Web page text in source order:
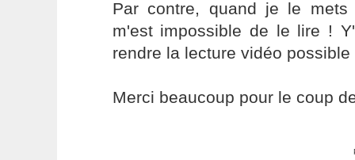
Par contre, quand je le
m'est impossible de le lire !
rendre la lecture vidéo
Merci beaucoup pour le coup